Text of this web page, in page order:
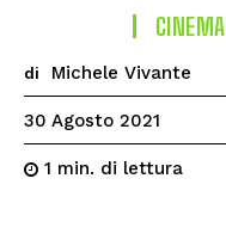
CINEMA
di Michele Vivante
30 Agosto 2021
1 min. di lettura